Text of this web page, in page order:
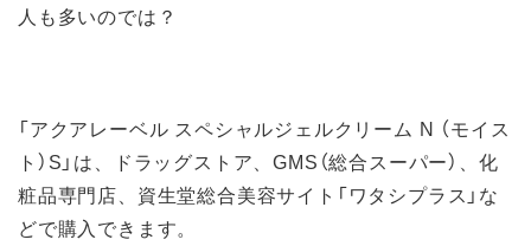
人も多いのでは？
「アクアレーベル スペシャルジェルクリーム N （モイス
ト）S」は、ドラッグストア、GMS（総合スーパー）、化
粧品専門店、資生堂総合美容サイト「ワタシプラス」な
どで購入できます。